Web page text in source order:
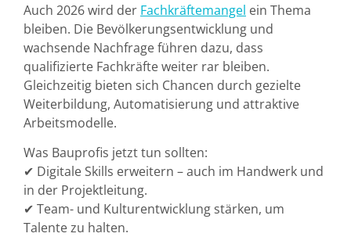
Auch 2026 wird der Fachkräftemangel ein Thema
bleiben. Die Bevölkerungsentwicklung und
wachsende Nachfrage führen dazu, dass
qualifizierte Fachkräfte weiter rar bleiben.
Gleichzeitig bieten sich Chancen durch gezielte
Weiterbildung, Automatisierung und attraktive
Arbeitsmodelle.
Was Bauprofis jetzt tun sollten:
✔ Digitale Skills erweitern – auch im Handwerk und
in der Projektleitung.
✔ Team- und Kulturentwicklung stärken, um
Talente zu halten.